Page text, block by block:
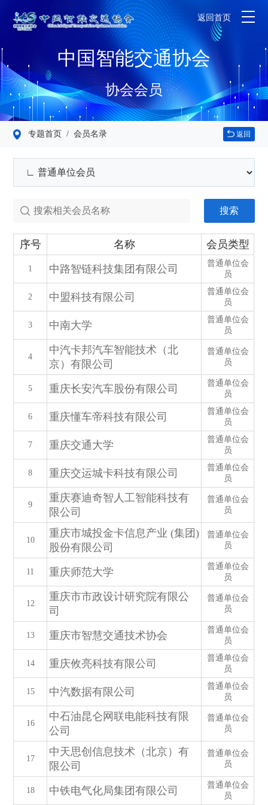
返回首页
中国智能交通协会
协会会员
专题首页 / 会员名录 返回
搜索
序号 名称 会员类型
1 中路智链科技集团有限公司
普通单位会
员
2 中盟科技有限公司
普通单位会
员
3 中南大学
普通单位会
员
4
中汽卡邦汽车智能技术（北
京）有限公司
普通单位会
员
5 重庆长安汽车股份有限公司
普通单位会
员
6 重庆懂车帝科技有限公司
普通单位会
员
7 重庆交通大学
普通单位会
员
8 重庆交运城卡科技有限公司
普通单位会
员
9
重庆赛迪奇智人工智能科技有
限公司
普通单位会
员
10
重庆市城投金卡信息产业 (集团)
股份有限公司
普通单位会
员
11 重庆师范大学
普通单位会
员
12
重庆市市政设计研究院有限公
司
普通单位会
员
13 重庆市智慧交通技术协会
普通单位会
员
14 重庆攸亮科技有限公司
普通单位会
员
15 中汽数据有限公司
普通单位会
员
16
中石油昆仑网联电能科技有限
公司
普通单位会
员
17
中天思创信息技术（北京）有
限公司
普通单位会
员
18 中铁电气化局集团有限公司
普通单位会
员